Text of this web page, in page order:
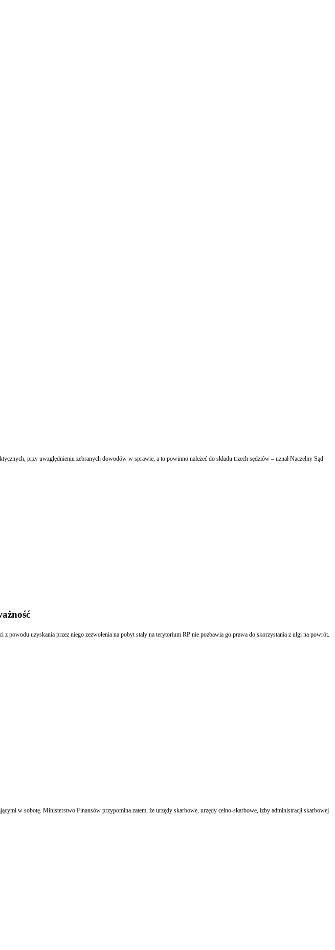
przy uwzględnieniu zebranych dowodów w sprawie, a to powinno należeć do składu trzech sędziów – uznał Naczelny Sąd
powodu uzyskania przez niego zezwolenia na pobyt stały na terytorium RP nie pozbawia go prawa do skorzystania z ulgi na powrót.
w sobotę. Ministerstwo Finansów przypomina zatem, że urzędy skarbowe, urzędy celno-skarbowe, izby administracji skarbowej